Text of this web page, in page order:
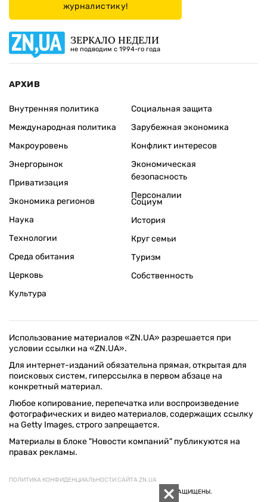
журналистику!
ЗЕРКАЛО НЕДЕЛИ
не подводим с 1994-го года
АРХИВ
Внутренняя политика
Международная политика
Макроуровень
Энергорынок
Приватизация
Экономика регионов
Социальная защита
Зарубежная экономика
Конфликт интересов
Экономическая
безопасность
Персоналии
Наука
Технологии
Среда обитания
Церковь
Культура
Социум
История
Круг семьи
Туризм
Собственность
Использование материалов «ZN.UA» разрешается при
условии ссылки на «ZN.UA».
Для интернет-изданий обязательна прямая, открытая для
поисковых систем, гиперссылка в первом абзаце на
конкретный материал.
Любое копирование, перепечатка или воспроизведение
фотографических и видео материалов, содержащих ссылку
на Getty Images, строго запрещается.
Материалы в блоке "Новости компаний" публикуются на
правах рекламы.
ПОЛИТИКА КОНФИДЕНЦИАЛЬНОСТИ САЙТА ZN.UA
© 1994–2026 «ЗЕРКАЛО НЕДЕЛИ. УКРАИНА». ВСЕ ПРАВА ЗАЩИЩЕНЫ.